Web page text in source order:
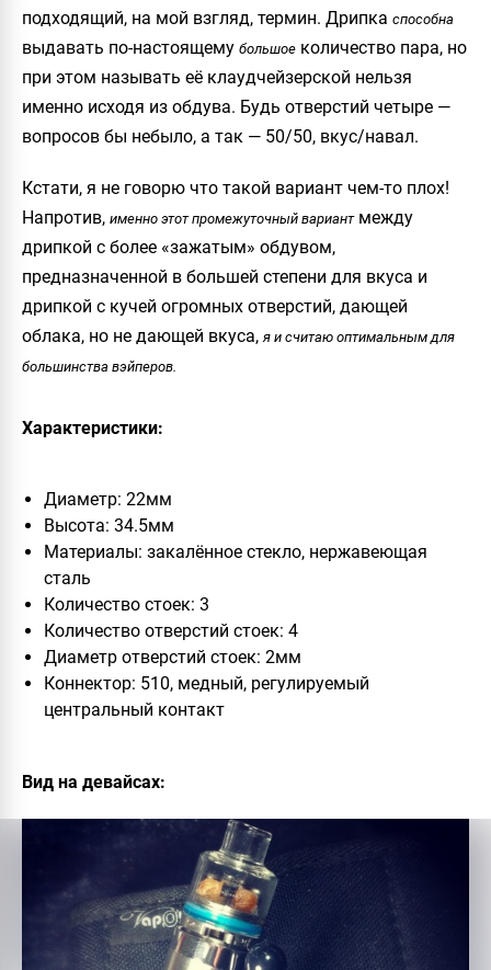
подходящий, на мой взгляд, термин. Дрипка способна
выдавать по-настоящему большое количество пара, но
при этом называть её клаудчейзерской нельзя
именно исходя из обдува. Будь отверстий четыре —
вопросов бы небыло, а так — 50/50, вкус/навал.
Кстати, я не говорю что такой вариант чем-то плох!
Напротив, именно этот промежуточный вариантмежду
дрипкой с более «зажатым» обдувом,
предназначенной в большей степени для вкуса и
дрипкой с кучей огромных отверстий, дающей
облака, но не дающей вкуса,я и считаю оптимальным для
большинства вэйперов.
Характеристики:
Диаметр: 22мм
Высота: 34.5мм
Материалы: закалённое стекло, нержавеющая
сталь
Количество стоек: 3
Количество отверстий стоек: 4
Диаметр отверстий стоек: 2мм
Коннектор: 510, медный, регулируемый
центральный контакт
Вид на девайсах: